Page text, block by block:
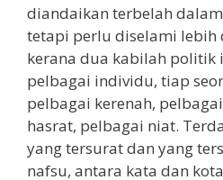
diandaikan terbelah
tetapi perlu diselami lebih
kerana dua kabilah politik
pelbagai individu, tiap
pelbagai kerenah,
hasrat, pelbagai niat.
yang tersurat dan yang
nafsu, antara kata dan